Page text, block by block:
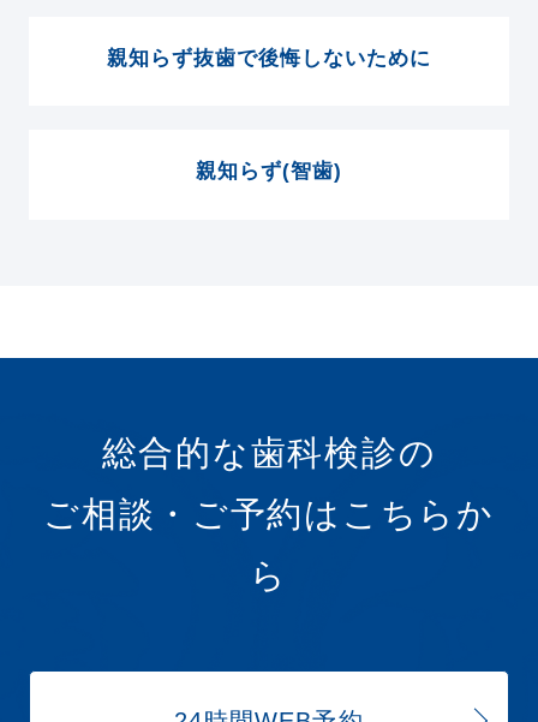
親知らず抜歯で後悔しないために
親知らず(智歯)
総合的な歯科検診の
ご相談・ご予約はこちらか
ら